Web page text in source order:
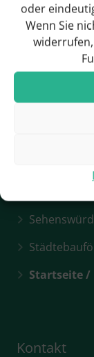
oder
Wenn Sie
Geschichte
Startseite /
Kontakt